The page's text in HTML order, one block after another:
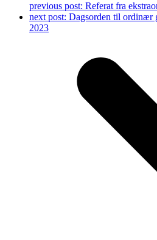
previous post: Referat fra
next post: Dagsorden til ordinær
2023